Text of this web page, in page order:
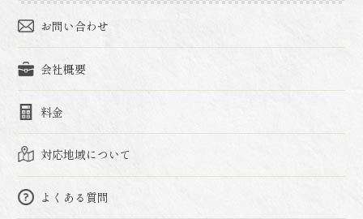
お問い合わせ
会社概要
料金
対応地域について
よくある質問